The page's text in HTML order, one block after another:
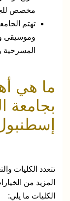
مخصص
تهتم
وموسيقى
المسرحية
ما هي
بجامعة
تتعدد الكليات
المزيد من
الكليات ما يلي: